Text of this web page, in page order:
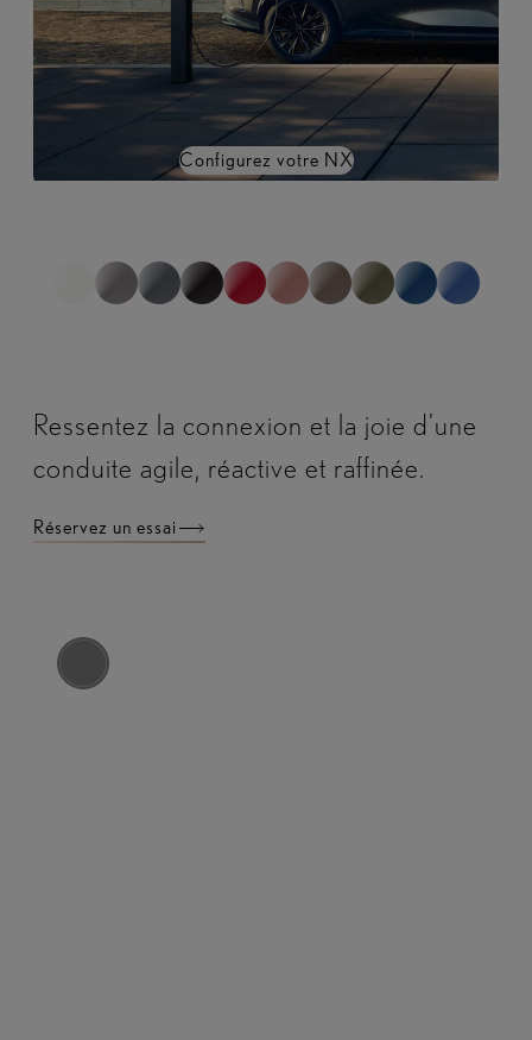
1sur 0
Configurez votre NX
*non représentatif de la gamme complète
Ressentez la connexion et la joie d’une
conduite agile, réactive et raffinée.
Réservez un essai